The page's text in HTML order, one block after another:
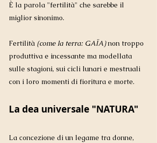
È la parola "fertilità" che sarebbe il
miglior sinonimo.
Fertilità (come la terra: GAÏA) non troppo
produttiva e incessante ma modellata
sulle stagioni, sui cicli lunari e mestruali
con i loro momenti di fioritura e morte.
La dea universale "NATURA"
La concezione di un legame tra donne,